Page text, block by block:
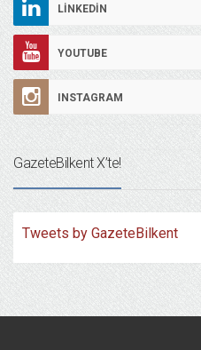
LINKEDIN
YOUTUBE
INSTAGRAM
GazeteBilkent X’te!
Tweets by GazeteBilkent